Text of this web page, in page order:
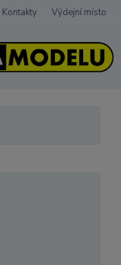
Kontakty Výdejní místo